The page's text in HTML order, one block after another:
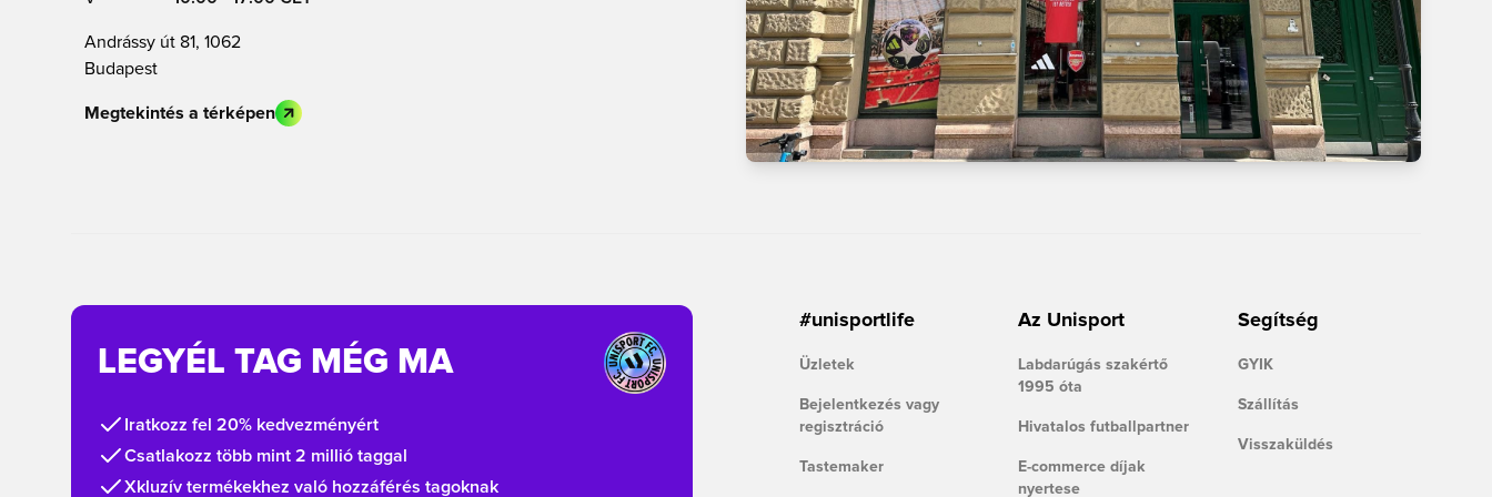
Andrássy út 81, 1062
Budapest
Megtekintés a térképen
LEGYÉL TAG MÉG MA
Iratkozz fel 20% kedvezményért
Csatlakozz több mint 2 millió taggal
Xkluzív termékekhez való hozzáférés tagoknak
#unisportlife
Üzletek
Bejelentkezés vagy
regisztráció
Tastemaker
Az Unisport
Labdarúgás szakértő
1995 óta
Hivatalos futballpartner
E-commerce díjak
nyertese
Segítség
GYIK
Szállítás
Visszaküldés